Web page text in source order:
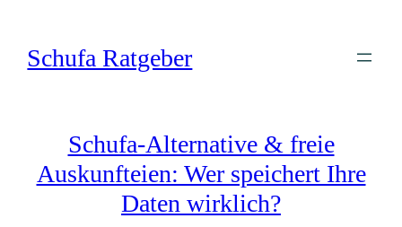
springen
Schufa Ratgeber
Schufa-Alternative & freie
Auskunfteien: Wer speichert Ihre
Daten wirklich?